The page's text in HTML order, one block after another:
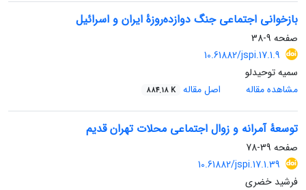
بازخوانی اجتماعی جنگ دوازده‌روزۀ ایران و اسرائیل
صفحه 9-38
‎ ‎ 10.61882/jspi.17.1.9
سمیه توحیدلو
مشاهده مقاله
اصل مقاله 884.18 K
توسعۀ آمرانه و زوال اجتماعی محلات تهران قدیم
صفحه 39-78
‎ ‎ 10.61882/jspi.17.1.39
فرشید خضری